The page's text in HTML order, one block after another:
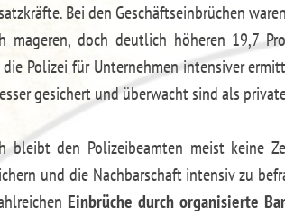
Bei den Geschäftseinbrüchen
mageren, doch deutlich höheren 19,7
Polizei für Unternehmen intensiver
gesichert und überwacht sind als
bleibt den Polizeibeamten meist keine
und die Nachbarschaft intensiv zu
Einbrüche durch organisierte